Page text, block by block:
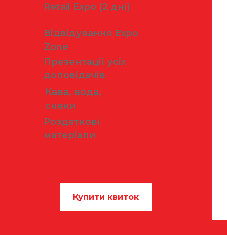
Retail Expo (2 дні)
Відвідування Expo
Zone
Кава, вода,
снеки
Роздаткові
матеріали
Презентації усіх
доповідачів
Купити квиток